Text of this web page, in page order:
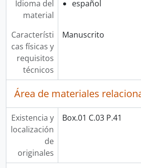
Idioma del
material
español
Característi
cas físicas y
requisitos
técnicos
Manuscrito
Área de materiales
Existencia y
localización
de
originales
Box.01 C.03 P.41